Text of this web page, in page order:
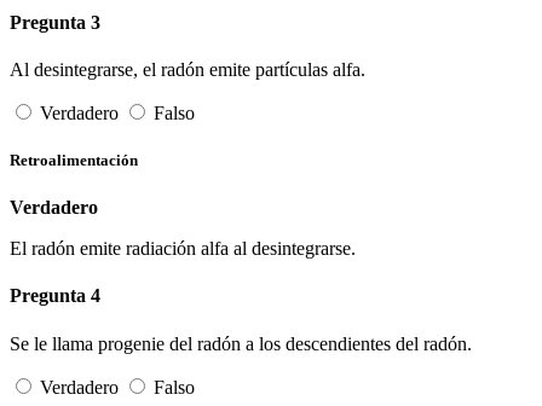
Pregunta 3
Al desintegrarse, el radón emite partículas alfa.
Verdadero Falso
Retroalimentación
Verdadero
El radón emite radiación alfa al desintegrarse.
Pregunta 4
Se le llama progenie del radón a los descendientes del radón.
Verdadero Falso